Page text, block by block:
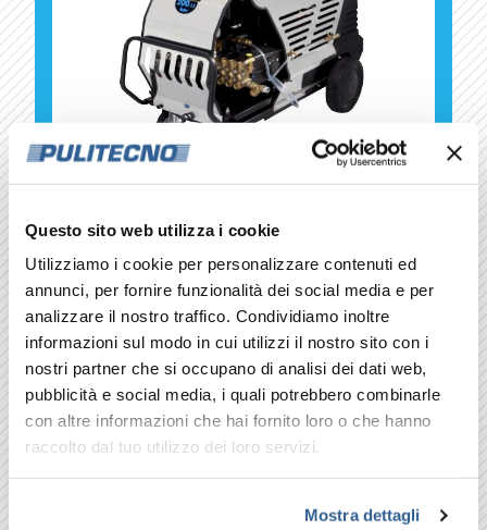
Questo sito web utilizza i cookie
Utilizziamo i cookie per personalizzare contenuti ed
annunci, per fornire funzionalità dei social media e per
analizzare il nostro traffico. Condividiamo inoltre
informazioni sul modo in cui utilizzi il nostro sito con i
nostri partner che si occupano di analisi dei dati web,
pubblicità e social media, i quali potrebbero combinarle
con altre informazioni che hai fornito loro o che hanno
raccolto dal tuo utilizzo dei loro servizi.
Mostra dettagli
ACQUA CALDA
Una gamma con 17 modelli di idropulitrici
industriali a caldo da 90 a 500 bar.
SCOPRI DI PIÙ